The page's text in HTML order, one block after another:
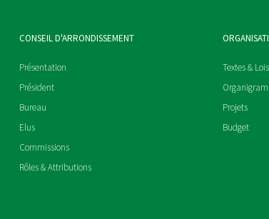
CONSEIL D'ARRONDISSEMENT
Présentation
Président
Bureau
Elus
Commissions
Rôles & Attributions
Textes & Lois
Projets
Budget